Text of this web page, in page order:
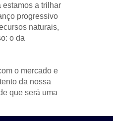
estamos a trilhar
progressivo
naturais,
o da
o mercado e
da nossa
que será uma